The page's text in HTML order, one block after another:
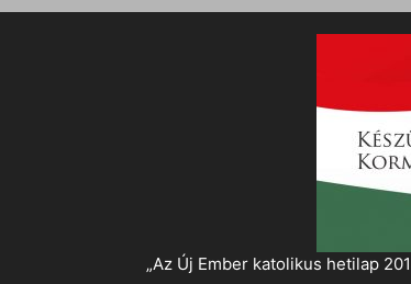
„Az Új Ember katolikus hetilap